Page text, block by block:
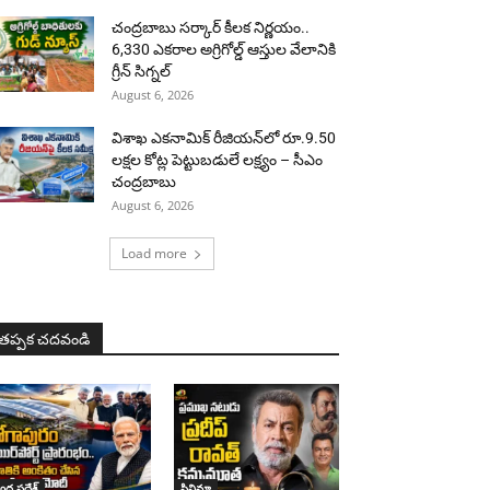
చంద్రబాబు సర్కార్ కీలక నిర్ణయం..
6,330 ఎకరాల అగ్రిగోల్డ్ ఆస్తుల వేలానికి
గ్రీన్ సిగ్నల్
August 6, 2026
విశాఖ ఎకనామిక్ రీజియన్‌లో రూ.9.50
లక్షల కోట్ల పెట్టుబడులే లక్ష్యం – సీఎం
చంద్రబాబు
August 6, 2026
Load more
చదవండి